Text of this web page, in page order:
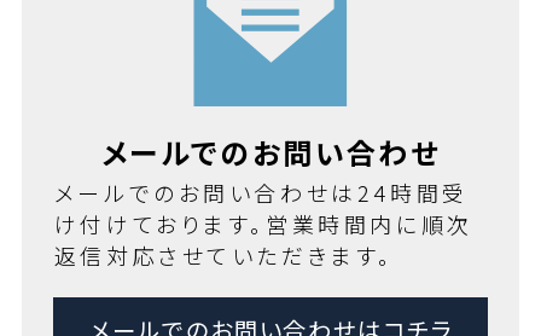
メールでのお問い合わせ
メールでのお問い合わせは24時間受
け付けております。営業時間内に順次
返信対応させていただきます。